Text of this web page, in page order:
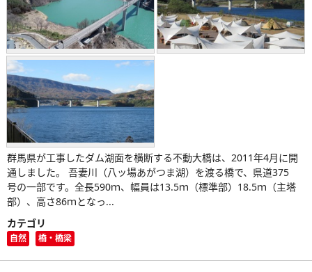
群馬県が工事したダム湖面を横断する不動大橋は、2011年4月に開
通しました。 吾妻川（八ッ場あがつま湖）を渡る橋で、県道375
号の一部です。全長590ｍ、幅員は13.5ｍ（標準部）18.5ｍ（主塔
部）、高さ86ｍとなっ...
カテゴリ
自然 橋・橋梁